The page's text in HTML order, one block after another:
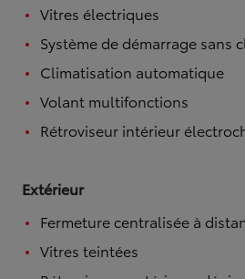
Vitres électriques
Système de démarrage sans
Climatisation automatique
Volant multifonctions
Rétroviseur intérieur
Extérieur
Fermeture centralisée à
Vitres teintées